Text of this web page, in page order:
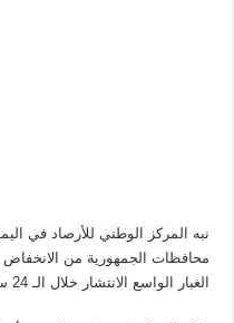
نبه المركز الوطني للأرصاد في
محافظات الجمهورية من الانخفاض
الغبار الواسع الانتشار خلال الـ 24 ساعة القادمة.